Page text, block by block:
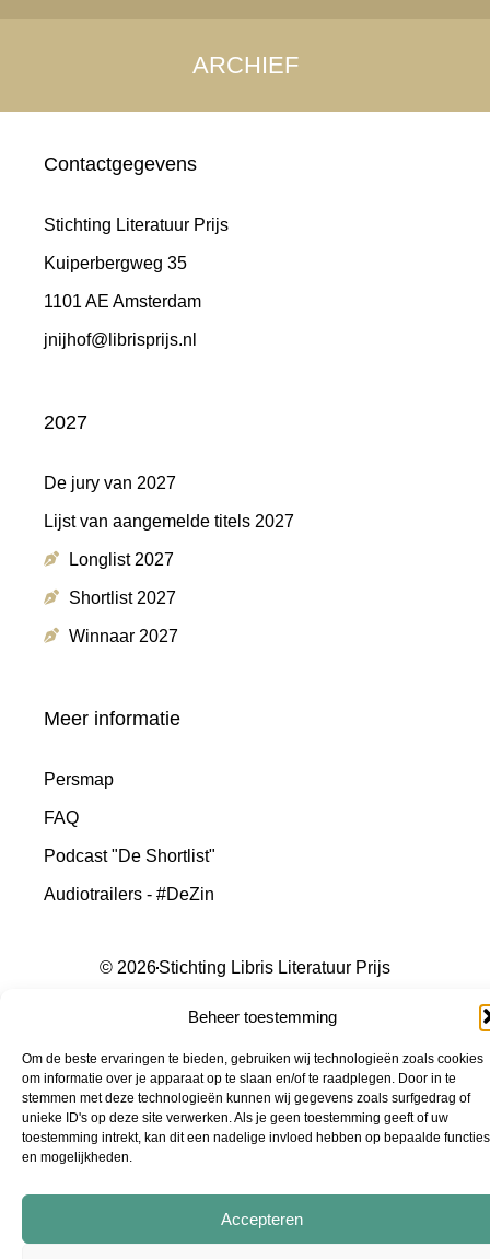
Beheer toestemming
Om de beste ervaringen te bieden, gebruiken wij technologieën zoals cookies
om informatie over je apparaat op te slaan en/of te raadplegen. Door in te
stemmen met deze technologieën kunnen wij gegevens zoals surfgedrag of
unieke ID's op deze site verwerken. Als je geen toestemming geeft of uw
toestemming intrekt, kan dit een nadelige invloed hebben op bepaalde functies
en mogelijkheden.
Accepteren
ARCHIEF
Contactgegevens
Stichting Literatuur Prijs
Kuiperbergweg 35
1101 AE Amsterdam
jnijhof@librisprijs.nl
2027
De jury van 2027
Lijst van aangemelde titels 2027
Longlist 2027
Shortlist 2027
Winnaar 2027
Meer informatie
Persmap
FAQ
Podcast "De Shortlist"
Audiotrailers - #DeZin
© 2026Stichting Libris Literatuur Prijs